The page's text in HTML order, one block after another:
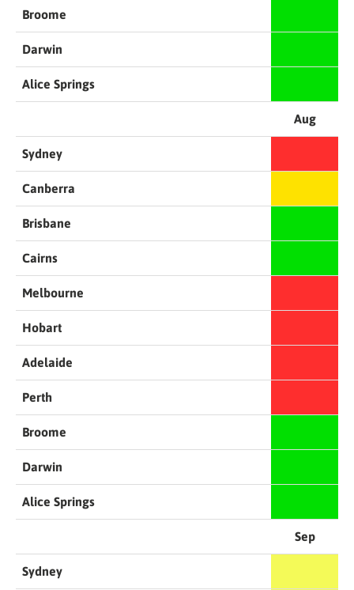
Broome
Darwin
Alice Springs
Aug
Sydney
Canberra
Brisbane
Cairns
Melbourne
Hobart
Adelaide
Perth
Broome
Darwin
Alice Springs
Sep
Sydney